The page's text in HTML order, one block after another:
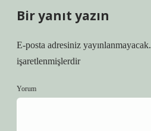
Bir yanıt yazın
E-posta adresiniz yayınlanmayacak.
işaretlenmişlerdir
Yorum